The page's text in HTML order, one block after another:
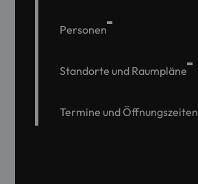
Personen
Standorte und Raumpläne
Termine und Öffnungszeiten